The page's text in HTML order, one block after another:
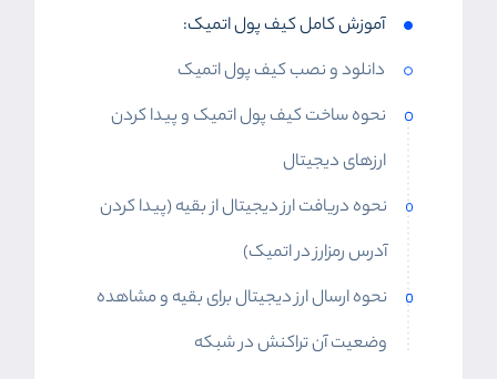
آموزش کامل کیف پول اتمیک:
دانلود و نصب کیف پول اتمیک
نحوه ساخت کیف پول اتمیک و پیدا کردن
ارزهای دیجیتال
نحوه دریافت ارز دیجیتال از بقیه (پیدا کردن
آدرس رمز‌ارز در اتمیک)
نحوه ارسال ارز دیجیتال برای بقیه و مشاهده
وضعیت آن تراکنش در شبکه